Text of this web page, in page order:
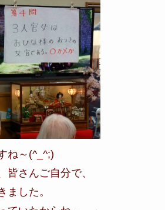
ね～(^_^;)
皆さんご自分で、
ました。